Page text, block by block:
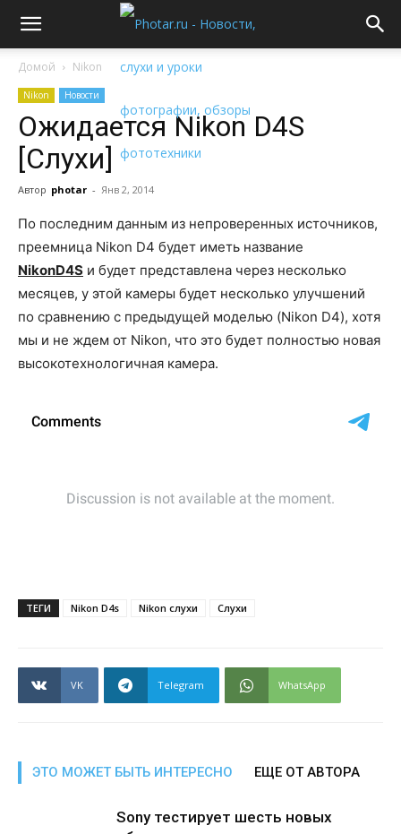
Домой Nikon
Nikon Новости
Ожидается Nikon D4S
[Слухи]
Автор photar - Янв 2, 2014
По последним данным из непроверенных источников,
преемница Nikon D4 будет иметь название
NikonD4S и будет представлена через несколько
месяцев, у этой камеры будет несколько улучшений
по сравнению с предыдущей моделью (Nikon D4), хотя
мы и не ждем от Nikon, что это будет полностью новая
высокотехнологичная камера.
ТЕГИ Nikon D4s Nikon слухи Слухи
VK Telegram WhatsApp
ЭТО МОЖЕТ БЫТЬ ИНТЕРЕСНО ЕЩЕ ОТ АВТОРА
Sony тестирует шесть новых